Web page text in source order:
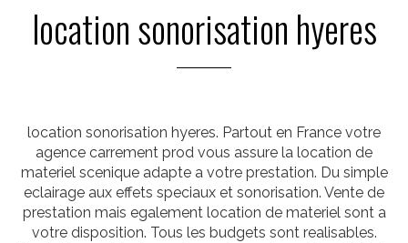
location sonorisation hyeres
location sonorisation hyeres. Partout en France votre
agence carrement prod vous assure la location de
materiel scenique adapte a votre prestation. Du simple
eclairage aux effets speciaux et sonorisation. Vente de
prestation mais egalement location de materiel sont a
votre disposition. Tous les budgets sont realisables.